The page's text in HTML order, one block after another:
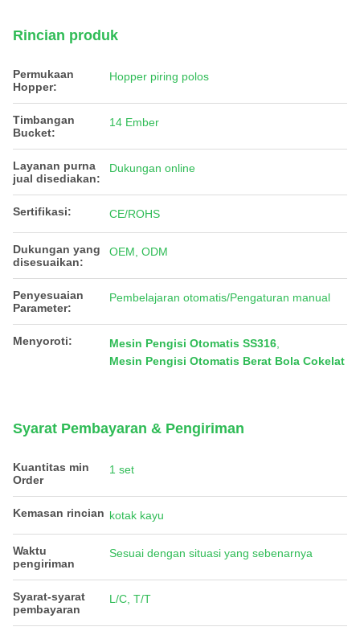
Rincian produk
Permukaan
Hopper:
Hopper piring polos
Timbangan
Bucket:
14 Ember
Layanan purna
jual disediakan:
Dukungan online
Sertifikasi: CE/ROHS
Dukungan yang
disesuaikan:
OEM, ODM
Penyesuaian
Parameter:
Pembelajaran otomatis/Pengaturan manual
Menyoroti: Mesin Pengisi Otomatis SS316
Mesin Pengisi Otomatis Berat Bola Cokelat
Syarat Pembayaran & Pengiriman
Kuantitas min
Order
1 set
Kemasan rincian kotak kayu
Waktu
pengiriman
Sesuai dengan situasi yang sebenarnya
Syarat-syarat
pembayaran
L/C, T/T